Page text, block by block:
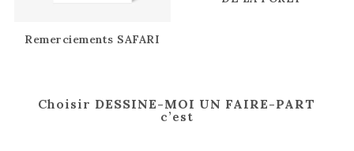
Remerciements SAFARI
Choisir DESSINE-MOI UN FAIRE-PART
c’est